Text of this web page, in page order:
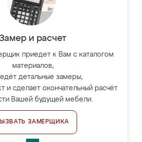
Замер и расчет
приедет к Вам с каталогом
материалов,
детальные замеры,
и сделает окончательный расчёт
Вашей будущей мебели.
ЗАМЕРЩИКА